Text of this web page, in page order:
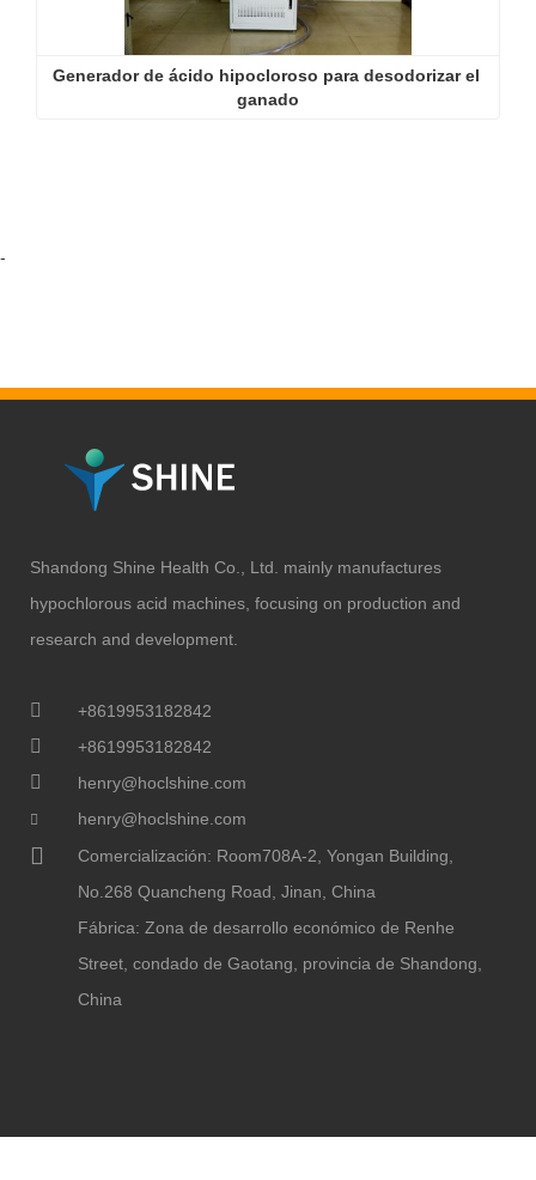
Generador de ácido hipocloroso para desodorizar el
ganado
-
Shandong Shine Health Co., Ltd. mainly manufactures
hypochlorous acid machines, focusing on production and
research and development.
+8619953182842
+8619953182842
henry@hoclshine.com
henry@hoclshine.com
Comercialización: Room708A-2, Yongan Building,
No.268 Quancheng Road, Jinan, China
Fábrica: Zona de desarrollo económico de Renhe
Street, condado de Gaotang, provincia de Shandong,
China